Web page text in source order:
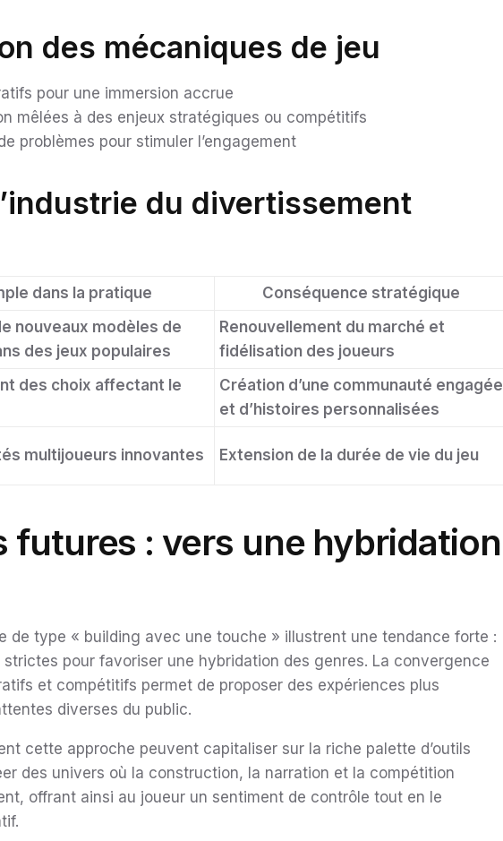
des mécaniques de jeu
pour une immersion accrue
mêlées à des enjeux stratégiques ou compétitifs
problèmes pour stimuler l’engagement
du divertissement
dans la pratique
Conséquence stratégique
nouveaux modèles de
des jeux populaires
Renouvellement du marché et
fidélisation des joueurs
des choix affectant le
Création d’une communauté engagée
et d’histoires personnalisées
multijoueurs innovantes Extension de la durée de vie du jeu
futures : vers une hybridation
de type « building avec une touche » illustrent une tendance forte :
pour favoriser une hybridation des genres. La convergence
et compétitifs permet de proposer des expériences plus
diverses du public.
cette approche peuvent capitaliser sur la riche palette d’outils
des univers où la construction, la narration et la compétition
offrant ainsi au joueur un sentiment de contrôle tout en le